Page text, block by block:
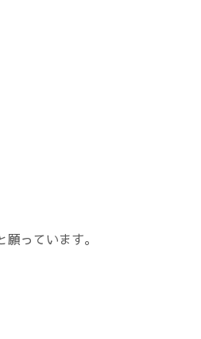
っています。